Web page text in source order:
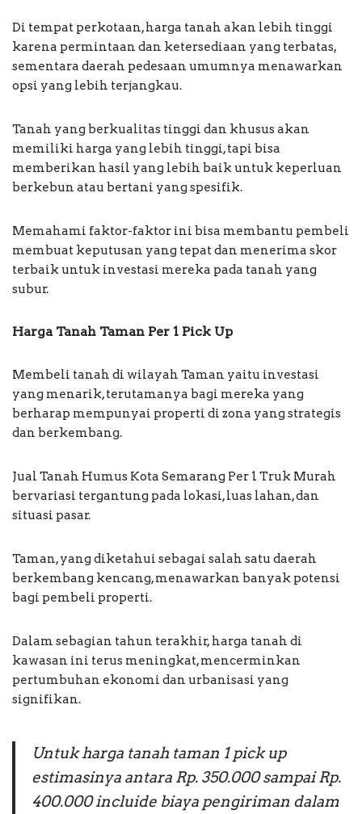
Di tempat perkotaan, harga tanah akan lebih tinggi
karena permintaan dan ketersediaan yang terbatas,
sementara daerah pedesaan umumnya menawarkan
opsi yang lebih terjangkau.
Tanah yang berkualitas tinggi dan khusus akan
memiliki harga yang lebih tinggi, tapi bisa
memberikan hasil yang lebih baik untuk keperluan
berkebun atau bertani yang spesifik.
Memahami faktor-faktor ini bisa membantu pembeli
membuat keputusan yang tepat dan menerima skor
terbaik untuk investasi mereka pada tanah yang
subur.
Harga Tanah Taman Per 1 Pick Up
Membeli tanah di wilayah Taman yaitu investasi
yang menarik, terutamanya bagi mereka yang
berharap mempunyai properti di zona yang strategis
dan berkembang.
Jual Tanah Humus Kota Semarang Per 1 Truk Murah
bervariasi tergantung pada lokasi, luas lahan, dan
situasi pasar.
Taman, yang diketahui sebagai salah satu daerah
berkembang kencang, menawarkan banyak potensi
bagi pembeli properti.
Dalam sebagian tahun terakhir, harga tanah di
kawasan ini terus meningkat, mencerminkan
pertumbuhan ekonomi dan urbanisasi yang
signifikan.
Untuk harga tanah taman 1 pick up
estimasinya antara Rp. 350.000 sampai Rp.
400.000 incluide biaya pengiriman dalam